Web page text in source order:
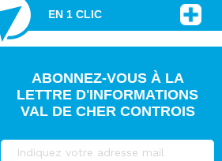
EN 1 CLIC
ABONNEZ-VOUS À LA
LETTRE D'INFORMATIONS
VAL DE CHER CONTROIS